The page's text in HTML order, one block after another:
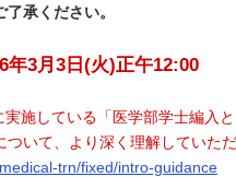
承ください。
3月3日(火)正午12:00
施している「医学部学士編入
いて、より深く理解していただ
trn/fixed/intro-guidance